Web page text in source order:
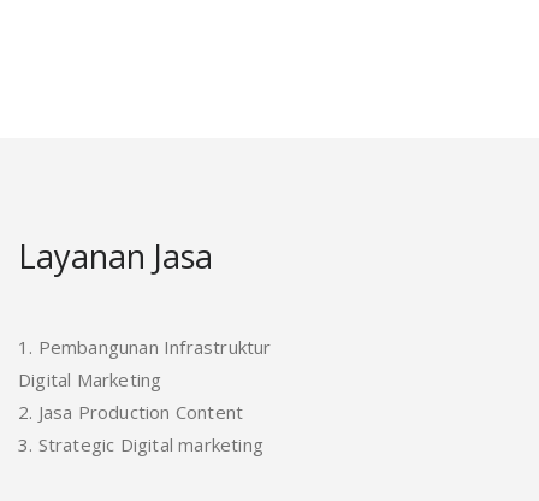
Layanan Jasa
1. Pembangunan Infrastruktur
Digital Marketing
2. Jasa Production Content
3. Strategic Digital marketing